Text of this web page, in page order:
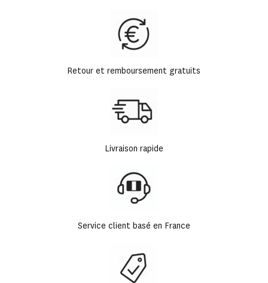
Retour et remboursement gratuits
Livraison rapide
Service client basé en France